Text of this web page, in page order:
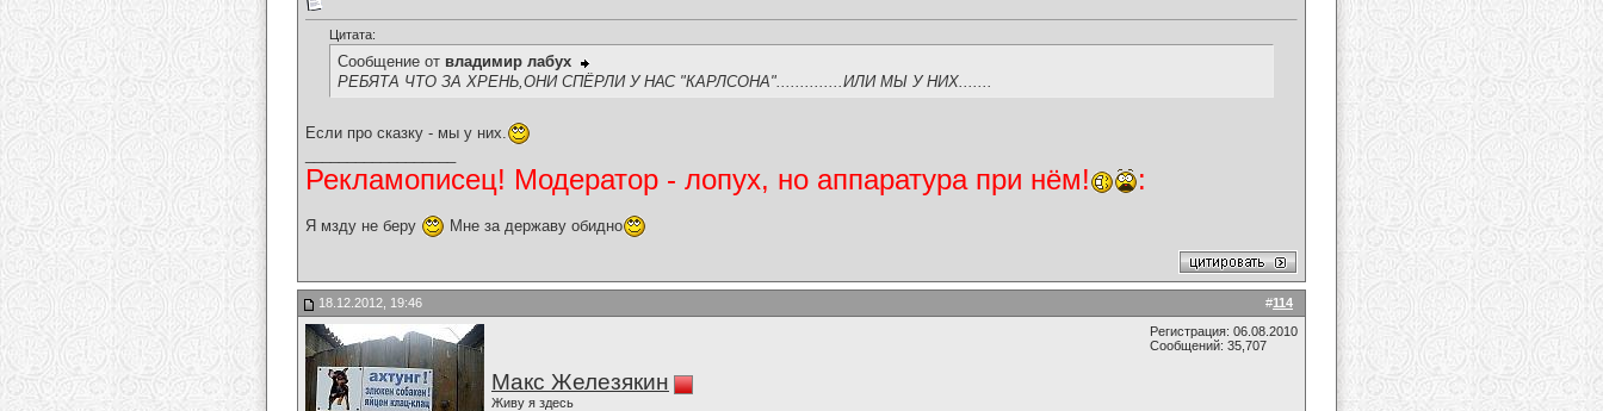
Цитата:
Сообщение от владимир лабух
РЕБЯТА ЧТО ЗА ХРЕНЬ,ОНИ СПЁРЛИ У НАС "КАРЛСОНА"..............ИЛИ МЫ У НИХ.......
Если про сказку - мы у них.
Рекламописец! Модератор - лопух, но аппаратура при нём! :
Я мзду не беру Мне за державу обидно
#114
18.12.2012, 19:46
Макс Железякин
Живу я здесь
Регистрация: 06.08.2010
Сообщений: 35,707